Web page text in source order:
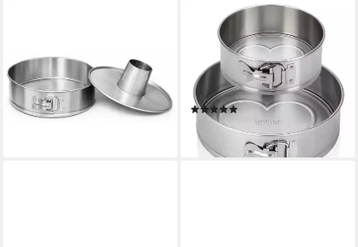
Edelstahl Backform
unbeschichtet PFAS-frei 25
cm, (3-tlg)
32,99 €
IMMER
Springform Kuchenform
Edelstahl Backform
unbeschichtet PFAS-frei 2er
Set 18/25 cm, (Springform-
Set 4-tlg)
38,99 €
lieferbar - in 2-3 Werktagen bei dir